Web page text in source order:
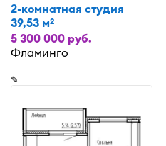
2-комнатная студия
39,53 м2
5 300 000 руб.
Фламинго
✎